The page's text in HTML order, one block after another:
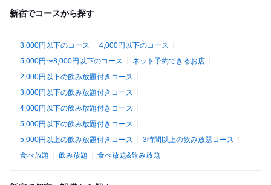
新宿でコースから探す
3,000円以下のコース
4,000円以下のコース
5,000円〜8,000円以下のコース
ネット予約できるお店
2,000円以下の飲み放題付きコース
3,000円以下の飲み放題付きコース
4,000円以下の飲み放題付きコース
5,000円以下の飲み放題付きコース
5,000円以上の飲み放題付きコース
3時間以上の飲み放題コース
食べ放題
飲み放題 食べ放題&飲み放題